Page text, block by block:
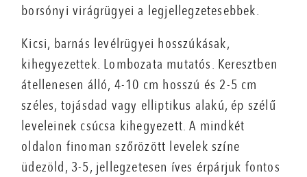
borsónyi virágrügyei a legjellegzetesebbek.
Kicsi, barnás levélrügyei hosszúkásak,
kihegyezettek. Lombozata mutatós. Keresztben
átellenesen álló, 4-10 cm hosszú és 2-5 cm
széles, tojásdad vagy elliptikus alakú, ép szélű
leveleinek csúcsa kihegyezett. A mindkét
oldalon finoman szőrözött levelek színe
üdezöld, 3-5, jellegzetesen íves érpárjuk fontos